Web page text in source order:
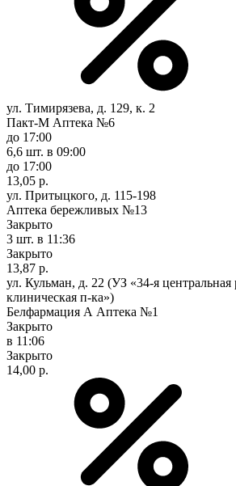
ул. Тимирязева, д. 129, к. 2
Пакт-М Аптека №6
до 17:00
6,6 шт. в 09:00
до 17:00
13,05 р.
ул. Притыцкого, д. 115-198
Аптека бережливых №13
Закрыто
3 шт. в 11:36
Закрыто
13,87 р.
ул. Кульман, д. 22 (УЗ «34-я центральная
клиническая п-ка»)
Белфармация А Аптека №1
Закрыто
в 11:06
Закрыто
14,00 р.